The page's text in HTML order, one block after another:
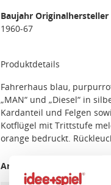
Baujahr Originalhersteller
1960-67
Produktdetails
Fahrerhaus blau,
„MAN“ und „Diesel“ in
Kardanteil und Felgen
Kotflügel mit Trittstufe
orange bedruckt.
Artikeleigenschaften: